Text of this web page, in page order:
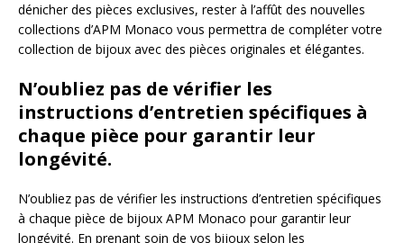
dénicher des pièces exclusives, rester à l’affût des nouvelles
collections d’APM Monaco vous permettra de compléter votre
collection de bijoux avec des pièces originales et élégantes.
N’oubliez pas de vérifier les
instructions d’entretien spécifiques à
chaque pièce pour garantir leur
longévité.
N’oubliez pas de vérifier les instructions d’entretien spécifiques
à chaque pièce de bijoux APM Monaco pour garantir leur
longévité. En prenant soin de vos bijoux selon les